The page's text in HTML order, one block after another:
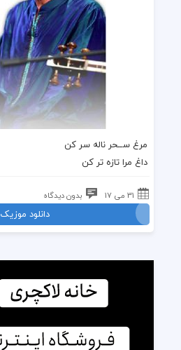
مرغ ســحر ناله سر کن
داغ مرا تازه تر کن
31 می 17 بدون دیدگاه
دانلود موزیک